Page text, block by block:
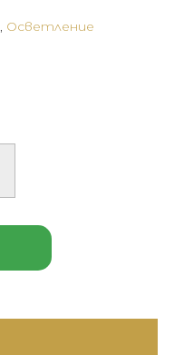
, Осветление